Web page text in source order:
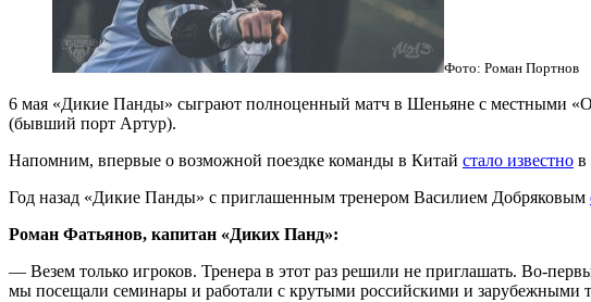
Фото: Роман Портнов
6 мая «Дикие Панды» сыграют полноценный матч в Шеньяне с местными
(бывший порт Артур).
Напомним, впервые о возможной поездке команды в Китай стало известно в
Год назад «Дикие Панды» с приглашенным тренером Василием Добряковым
Роман Фатьянов, капитан «Диких Панд»:
— Везем только игроков. Тренера в этот раз решили не приглашать. Во-
мы посещали семинары и работали с крутыми российскими и зарубежными